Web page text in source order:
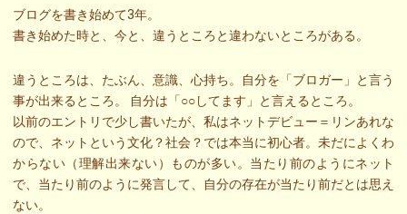
ブログを書き始めて3年。
書き始めた時と、今と、違うところと違わないところがある。
違うところは、たぶん、意識、心持ち。自分を「ブロガー」と言う
事が出来るところ。 自分は「○○してます」と言えるところ。
以前のエントリで少し書いたが、私はネットデビュー＝リンあれな
ので、ネットという文化？社会？では本当に初心者。未だによくわ
からない（理解出来ない）ものが多い。当たり前のようにネット
で、当たり前のように発言して、自分の存在が当たり前だとは思え
ない。